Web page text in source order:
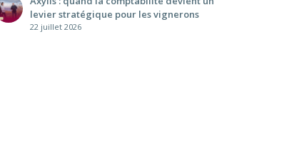
levier stratégique pour les vignerons
22 juillet 2026